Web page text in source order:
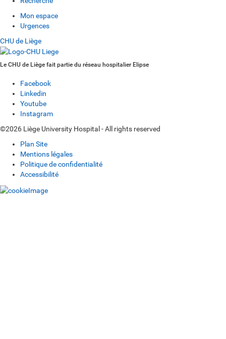
Mon espace
Urgences
CHU de Liège
Le CHU de Liège fait partie du réseau hospitalier Elipse
Facebook
Linkedin
Youtube
Instagram
©2026 Liège University Hospital - All rights reserved
Plan Site
Mentions légales
Politique de confidentialité
Accessibilité